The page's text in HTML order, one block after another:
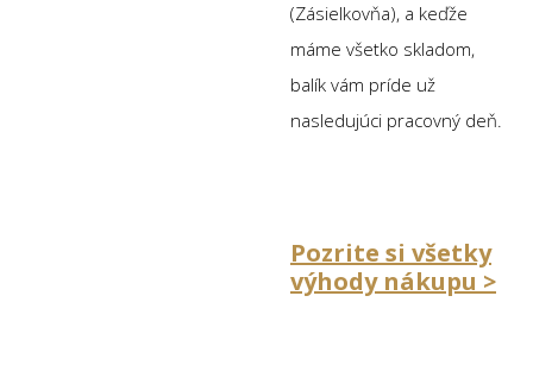
(Zásielkovňa), a keďže
máme všetko skladom,
balík vám príde už
nasledujúci pracovný deň.
Pozrite si všetky
výhody nákupu >